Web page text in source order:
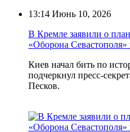
13:14 Июнь 10, 2026
В Кремле заявили о
«Оборона
Киев начал бить по
подчеркнул пресс-
Песков.